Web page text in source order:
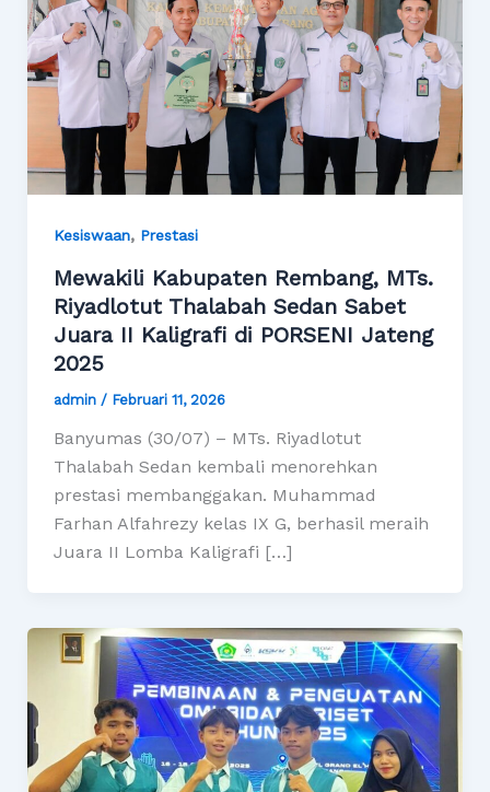
Kesiswaan, Prestasi
Mewakili Kabupaten Rembang, MTs.
Riyadlotut Thalabah Sedan Sabet
Juara II Kaligrafi di PORSENI Jateng
2025
admin / Februari 11, 2026
Banyumas (30/07) – MTs. Riyadlotut
Thalabah Sedan kembali menorehkan
prestasi membanggakan. Muhammad
Farhan Alfahrezy kelas IX G, berhasil meraih
Juara II Lomba Kaligrafi […]